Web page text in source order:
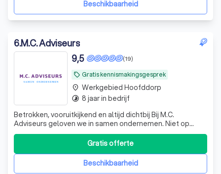
Beschikbaarheid
6.M.C. Adviseurs
local_offer Gratis kennismakingsgesprek
(19)
9,5
Betrokken, vooruitkijkend en altijd dichtbij Bij M.C.
Adviseurs geloven we in samen ondernemen. Niet op
afstand, maar naast jou als ondernemer. Wij zijn geen
traditionele accountant die alleen terugkijkt, maar een
betrokken mkb-adviseur die meedenkt, vooruitkijkt en
bijstuurt waar nodig. Onze krach
Beschikbaarheid
Gratis offerte
place Werkgebied Hoofddorp
timelapse 8 jaar in bedrijf